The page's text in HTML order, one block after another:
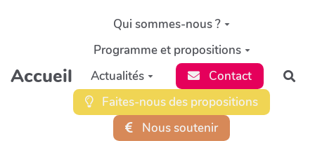
Aller au contenu principal
Accueil
Qui sommes-nous ?
Programme et propositions
Actualités
Contact
Faites-nous des propositions
Nous soutenir